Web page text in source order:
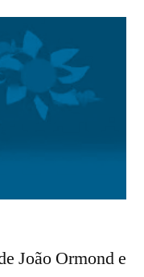
João Ormond e